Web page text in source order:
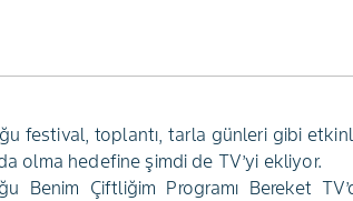
festival, toplantı, tarla günleri gibi
olma hedefine şimdi de TV’yi ekliyor.
Benim Çiftliğim Programı Bereket